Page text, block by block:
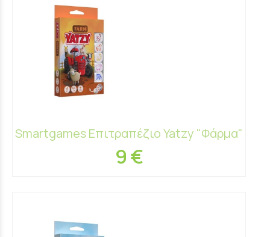
Smartgames Επιτραπέζιο Yatzy "Φάρμα"
9 €